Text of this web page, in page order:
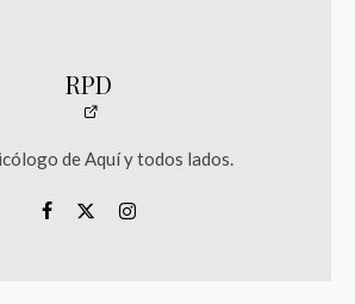
RPD
de Aquí y todos lados.